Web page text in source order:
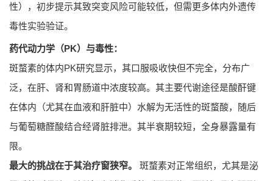
性），初步提示其致突变风险可能较低，但需更多体内外遗传
毒性实验验证。
药代动力学（PK）与毒性：
斑蝥素的体内PK研究显示，其口服吸收快但不完全，分布广
泛，在肝、肾和胃肠道中浓度较高。其主要代谢途径是酸酐键
在体内（尤其在血液和肝脏中）水解为无活性的斑蝥酸，随后
与葡萄糖醛酸结合经肾脏排泄。其半衰期较短，全身暴露量有
限。
最大的挑战在于其治疗窗狭窄。
斑蝥素对正常组织，尤其是泌